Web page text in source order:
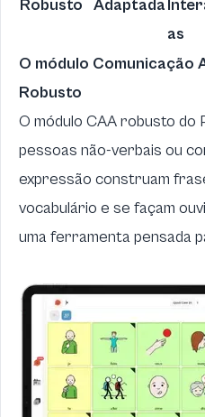
Robusto
Adaptada
as
O módulo Comunicação
Robusto
O módulo CAA robusto do
pessoas não-verbais ou
expressão construam
vocabulário e se façam
uma ferramenta pensada